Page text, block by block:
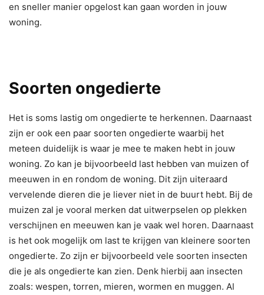
en sneller manier opgelost kan gaan worden in jouw
woning.
Soorten ongedierte
Het is soms lastig om ongedierte te herkennen. Daarnaast
zijn er ook een paar soorten ongedierte waarbij het
meteen duidelijk is waar je mee te maken hebt in jouw
woning. Zo kan je bijvoorbeeld last hebben van muizen of
meeuwen in en rondom de woning. Dit zijn uiteraard
vervelende dieren die je liever niet in de buurt hebt. Bij de
muizen zal je vooral merken dat uitwerpselen op plekken
verschijnen en meeuwen kan je vaak wel horen. Daarnaast
is het ook mogelijk om last te krijgen van kleinere soorten
ongedierte. Zo zijn er bijvoorbeeld vele soorten insecten
die je als ongedierte kan zien. Denk hierbij aan insecten
zoals: wespen, torren, mieren, wormen en muggen. Al